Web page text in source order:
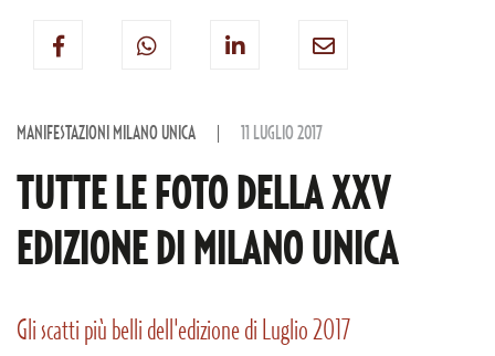
MANIFESTAZIONI MILANO UNICA 11 LUGLIO 2017
TUTTE LE FOTO DELLA XXV
EDIZIONE DI MILANO UNICA
Gli scatti più belli dell'edizione di Luglio 2017